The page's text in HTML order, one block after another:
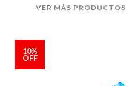
VER MÁS PRODUCTOS
10%
OFF